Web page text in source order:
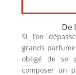
De
Si l’on
grands
obligé de se
composer un